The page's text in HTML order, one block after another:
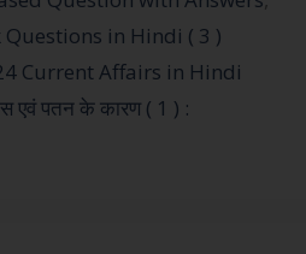
in Hindi ( 3 )
Current Affairs in Hindi
एवं पतन के कारण ( 1 ) :